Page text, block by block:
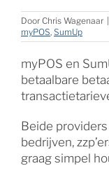
Door Chris Wagenaar
myPOS, SumUp
myPOS en
betaalbare
Beide
bedrijven,
graag simpel